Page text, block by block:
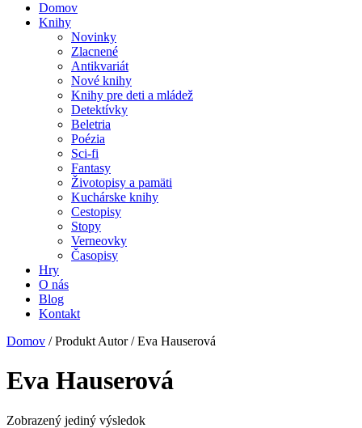
Domov
Knihy
Novinky
Zlacnené
Antikvariát
Nové knihy
Knihy pre deti a mládež
Detektívky
Beletria
Poézia
Sci-fi
Fantasy
Životopisy a pamäti
Kuchárske knihy
Cestopisy
Stopy
Verneovky
Časopisy
Hry
O nás
Blog
Kontakt
Domov / Produkt Autor / Eva Hauserová
Eva Hauserová
Zobrazený jediný výsledok